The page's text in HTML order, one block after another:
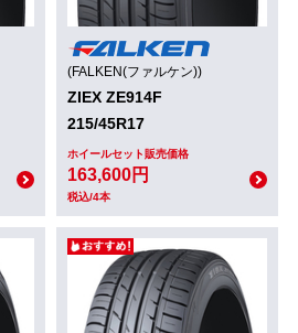
(FALKEN(ファルケン))
ZIEX ZE914F
215/45R17
ホイールセット販売価格
163,600円
税込/4本